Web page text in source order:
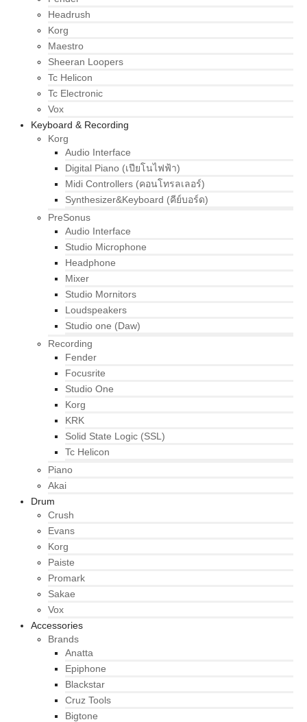
Headrush
Korg
Maestro
Sheeran Loopers
Tc Helicon
Tc Electronic
Vox
Keyboard & Recording
Korg
Audio Interface
Digital Piano (เปียโนไฟฟ้า)
Midi Controllers (คอนโทรลเลอร์)
Synthesizer&Keyboard (คีย์บอร์ด)
PreSonus
Audio Interface
Studio Microphone
Headphone
Mixer
Studio Mornitors
Loudspeakers
Studio one (Daw)
Recording
Fender
Focusrite
Studio One
Korg
KRK
Solid State Logic (SSL)
Tc Helicon
Piano
Akai
Drum
Crush
Evans
Korg
Paiste
Promark
Sakae
Vox
Accessories
Brands
Anatta
Epiphone
Blackstar
Cruz Tools
Bigtone